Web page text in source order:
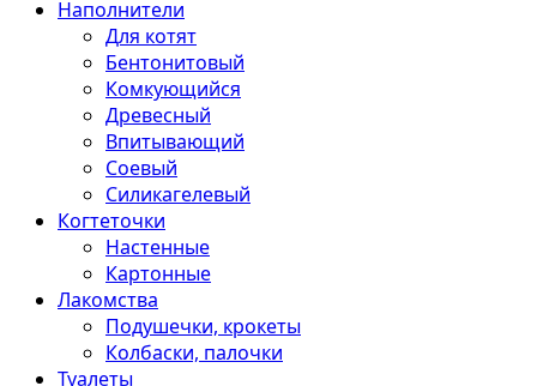
Наполнители
Для котят
Бентонитовый
Комкующийся
Древесный
Впитывающий
Соевый
Силикагелевый
Когтеточки
Настенные
Картонные
Лакомства
Подушечки, крокеты
Колбаски, палочки
Туалеты